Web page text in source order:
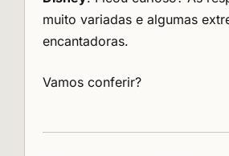
muito variadas e algumas
encantadoras.
Vamos conferir?